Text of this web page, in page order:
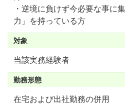
・逆境に負けず今必要な事に
力」を持っている方
対象
当該実務経験者
勤務形態
在宅および出社勤務の併用